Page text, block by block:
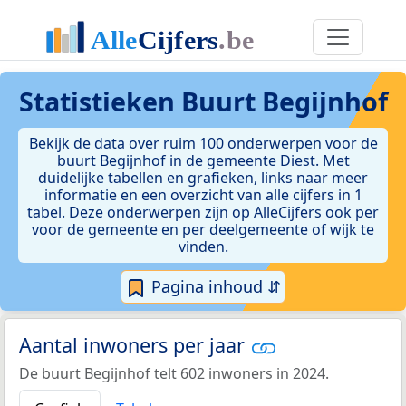
Statistieken Buurt Begijnhof
Bekijk de data over ruim 100 onderwerpen voor de
buurt Begijnhof in de gemeente Diest. Met
duidelijke tabellen en grafieken, links naar meer
informatie en een overzicht van alle cijfers in 1
tabel. Deze onderwerpen zijn op AlleCijfers ook per
voor de gemeente en per deelgemeente of wijk te
vinden.
Pagina inhoud ⇵
Aantal inwoners per jaar
De buurt Begijnhof telt 602 inwoners in 2024.